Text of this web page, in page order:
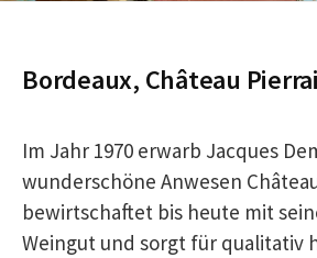
Bordeaux, Château
Im Jahr 1970 erwarb Jacques
wunderschöne Anwesen
bewirtschaftet bis heute mit
Weingut und sorgt für qualitativ